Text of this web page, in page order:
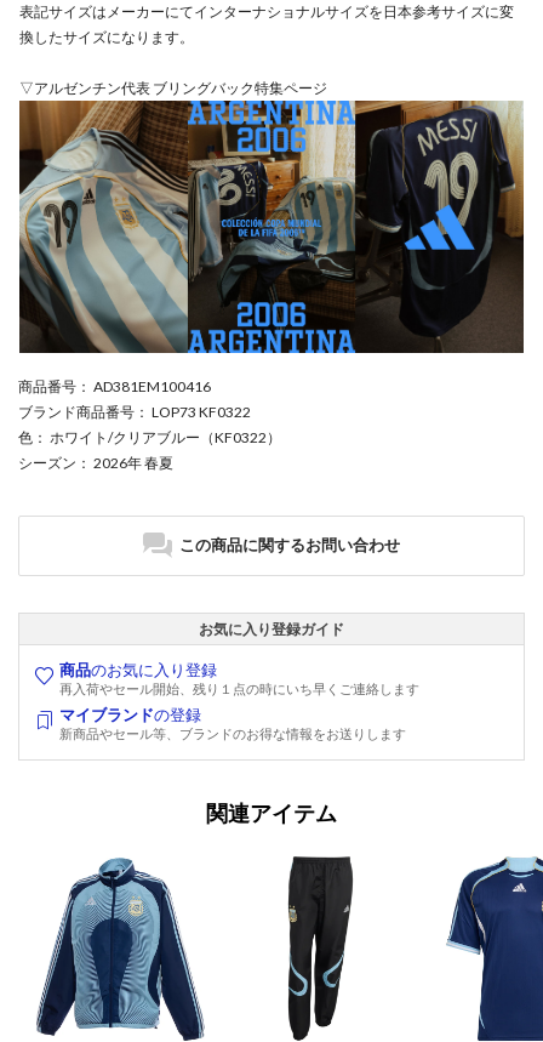
表記サイズはメーカーにてインターナショナルサイズを日本参考サイズに変
換したサイズになります。
▽アルゼンチン代表 ブリングバック特集ページ
商品番号 ： AD381EM100416
ブランド商品番号 ： LOP73 KF0322
色 ： ホワイト/クリアブルー（KF0322）
シーズン ： 2026年 春夏
この商品に関するお問い合わせ
お気に入り登録ガイド
商品のお気に入り登録
再入荷やセール開始、残り１点の時にいち早くご連絡します
マイブランドの登録
新商品やセール等、ブランドのお得な情報をお送りします
関連アイテム